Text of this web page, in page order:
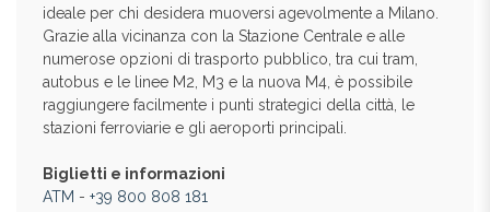
ideale per chi desidera muoversi agevolmente a Milano.
Grazie alla vicinanza con la Stazione Centrale e alle
numerose opzioni di trasporto pubblico, tra cui tram,
autobus e le linee M2, M3 e la nuova M4, è possibile
raggiungere facilmente i punti strategici della città, le
stazioni ferroviarie e gli aeroporti principali.
Biglietti e informazioni
ATM - +39 800 808 181